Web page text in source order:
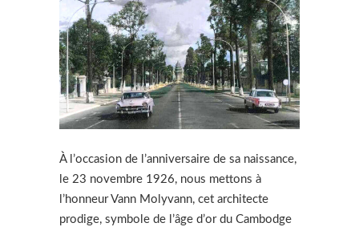
À l’occasion de l’anniversaire de sa naissance,
le 23 novembre 1926, nous mettons à
l’honneur Vann Molyvann, cet architecte
prodige, symbole de l’âge d’or du Cambodge